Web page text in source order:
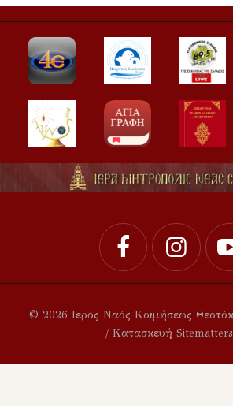
© 2026 Ιερός Ναός Κοιμήσεως
/ Κατασκευή